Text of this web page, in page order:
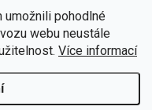
umožnili pohodlné
webu neustále
Více informací